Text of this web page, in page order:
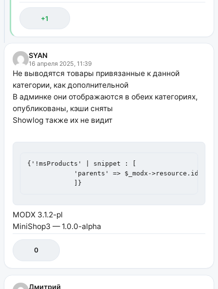
+1
SYAN
16 апреля 2025, 11:39
Не выводятся товары привязанные к данной
категории, как дополнительной
В админке они отображаются в обеих категориях,
опубликованы, кэши сняты
Showlog также их не видит
{'!msProducts' | snippet : [
            'parents' => $_modx->resource.id,
            ]}
MODX 3.1.2-pl
MiniShop3 — 1.0.0-alpha
0
Дмитрий